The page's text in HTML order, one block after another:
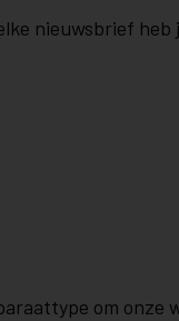
nieuwsbrief heb
om onze